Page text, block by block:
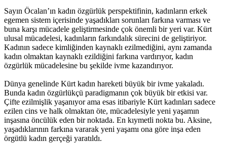
Sayın Öcalan’ın kadın özgürlük perspektifinin, kadınların erkek
egemen sistem içerisinde yaşadıkları sorunları farkına varması ve
buna karşı mücadele geliştirmesinde çok önemli bir yeri var. Kürt
ulusal mücadelesi, kadınların farkındalık sürecini de geliştiriyor.
Kadının sadece kimliğinden kaynaklı ezilmediğini, aynı zamanda
kadın olmaktan kaynaklı ezildiğini farkına vardırıyor, kadın
özgürlük mücadelesine bu şekilde ivme kazandırıyor.
Dünya genelinde Kürt kadın hareketi büyük bir ivme yakaladı.
Bunda kadın özgürlükçü paradigmanın çok büyük bir etkisi var.
Çifte ezilmişlik yaşanıyor ama esas itibariyle Kürt kadınları sadece
ezilen cins ve halk olmaktan öte, mücadelesiyle yeni yaşamın
inşasına öncülük eden bir noktada. En kıymetli nokta bu. Aksine,
yaşadıklarının farkına vararak yeni yaşamı ona göre inşa eden
örgütlü kadın gerçeği yaratıldı.